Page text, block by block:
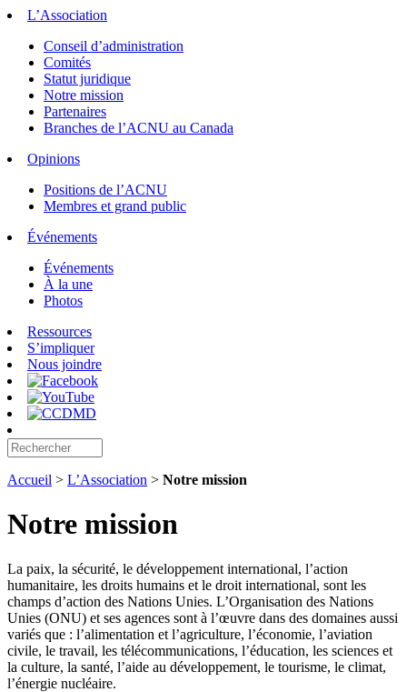
L’Association
Conseil d’administration
Comités
Statut juridique
Notre mission
Partenaires
Branches de l’ACNU au Canada
Opinions
Positions de l’ACNU
Membres et grand public
Événements
Événements
À la une
Photos
Ressources
S’impliquer
Nous joindre
Accueil > L’Association > Notre mission
Notre mission
La paix, la sécurité, le développement international, l’action
humanitaire, les droits humains et le droit international, sont les
champs d’action des Nations Unies. L’Organisation des Nations
Unies (ONU) et ses agences sont à l’œuvre dans des domaines aussi
variés que : l’alimentation et l’agriculture, l’économie, l’aviation
civile, le travail, les télécommunications, l’éducation, les sciences et
la culture, la santé, l’aide au développement, le tourisme, le climat,
l’énergie nucléaire.